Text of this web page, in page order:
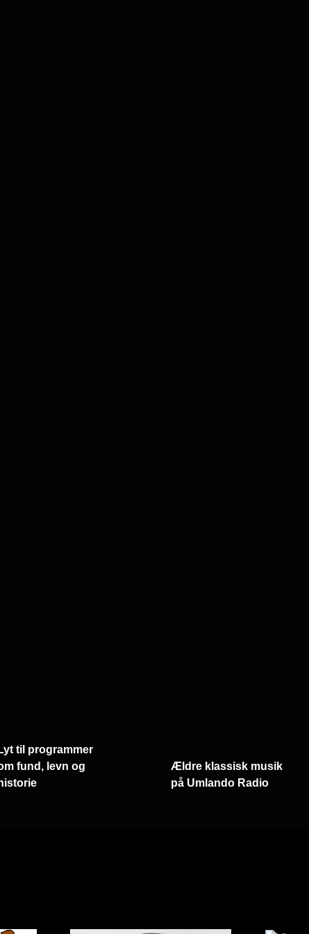
Lyt til programmer
fund, levn og
historie
Ældre klassisk musik
på Umlando Radio